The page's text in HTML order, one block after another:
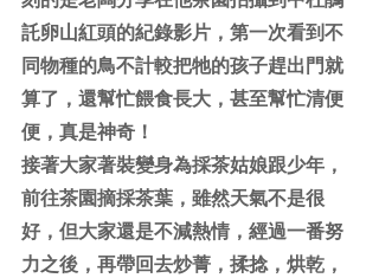
託卵山紅頭的紀錄影片，第一次看到不
同物種的鳥不計較把牠的孩子趕出門就
算了，還幫忙餵食長大，甚至幫忙清便
便，真是神奇！
接著大家著裝變身為採茶姑娘跟少年，
前往茶園摘採茶葉，雖然天氣不是很
好，但大家還是不減熱情，經過一番努
力之後，再帶回去炒菁，揉捻，烘乾，